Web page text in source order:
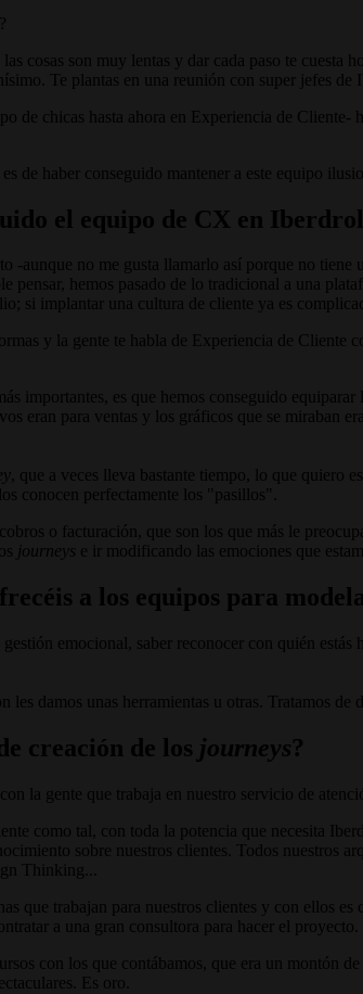
cosas son muy lentas y dar cada paso te
Te plantas en una reunión con super jefes
de chicas hasta ahora en Experiencia de
de haber conseguido mantener a este equipo
el equipo de CX en
-aunque no me gusta llamarlo así porque no
pensar, hemos pasado de lo tradicional a una
si implantar una cultura de cliente ya es
y la gente te habla de Experiencia de
importantes, es que hemos conseguido
eran para ventas y los gráficos que se miraban
, que a veces lleva bastante tiempo, lo que quiero
conocen perfectamente los "pasillos".
o facturación, que son los que más le
journeys e ir modificando las emociones que
a los equipos para
emocional, saber reconocer con quién
damos unas herramientas u otras. Tratamos de
creación de los journeys?
la gente que trabaja en nuestro servicio de
como tal, con toda la potencia que necesita
sobre nuestros clientes. Todos nuestros
Thinking...
que trabajan para nuestros clientes y con ellos
a una gran consultora para hacer el proyecto.
con los que contábamos, que era un montón
Es oro.